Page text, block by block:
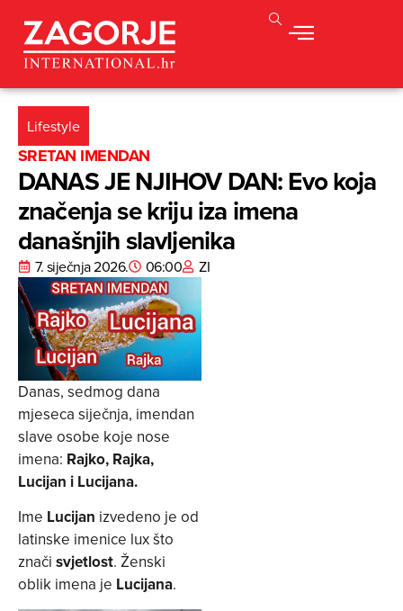
Lifestyle
SRETAN IMENDAN
DANAS JE NJIHOV DAN: Evo koja
značenja se kriju iza imena
današnjih slavljenika
7. siječnja 2026. 06:00 ZI
Danas, sedmog dana
mjeseca siječnja, imendan
slave osobe koje nose
imena: Rajko, Rajka,
Lucijan i Lucijana.
Ime Lucijan izvedeno je od
latinske imenice lux što
znači svjetlost. Ženski
oblik imena je Lucijana.